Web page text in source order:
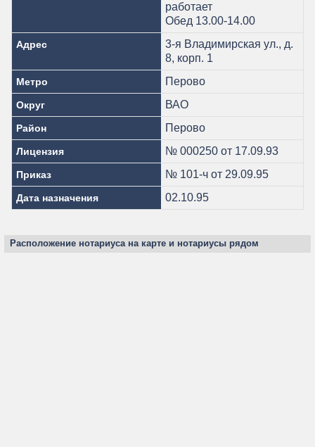
работает
Обед 13.00-14.00
Адрес
3-я Владимирская ул., д.
8, корп. 1
Метро Перово
Округ ВАО
Район Перово
Лицензия № 000250 от 17.09.93
Приказ № 101-ч от 29.09.95
Дата назначения 02.10.95
Расположение нотариуса на карте и нотариусы рядом